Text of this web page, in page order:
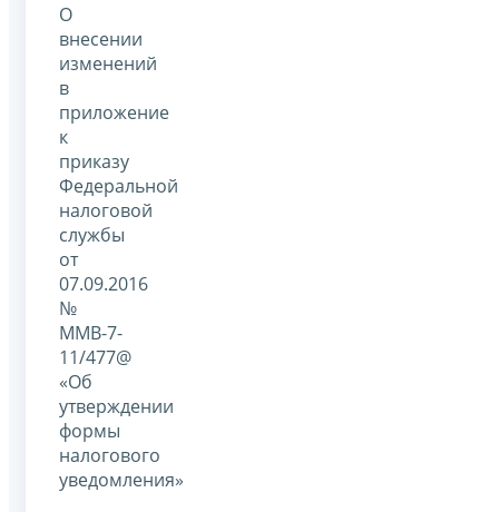
О
внесении
изменений
в
приложение
к
приказу
Федеральной
налоговой
службы
от
07.09.2016
№
ММВ-7-
11/477@
«Об
утверждении
формы
налогового
уведомления»